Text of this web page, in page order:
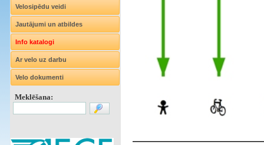
Velosipēdu veidi
Jautājumi un atbildes
Info katalogi
Ar velo uz darbu
Velo dokumenti
Meklēšana: